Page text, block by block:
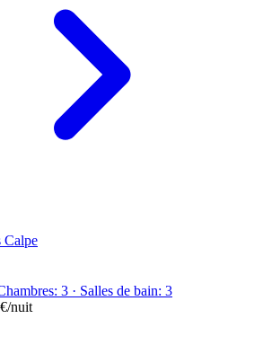
Calpe
3 · Salles de bain: 3
/nuit